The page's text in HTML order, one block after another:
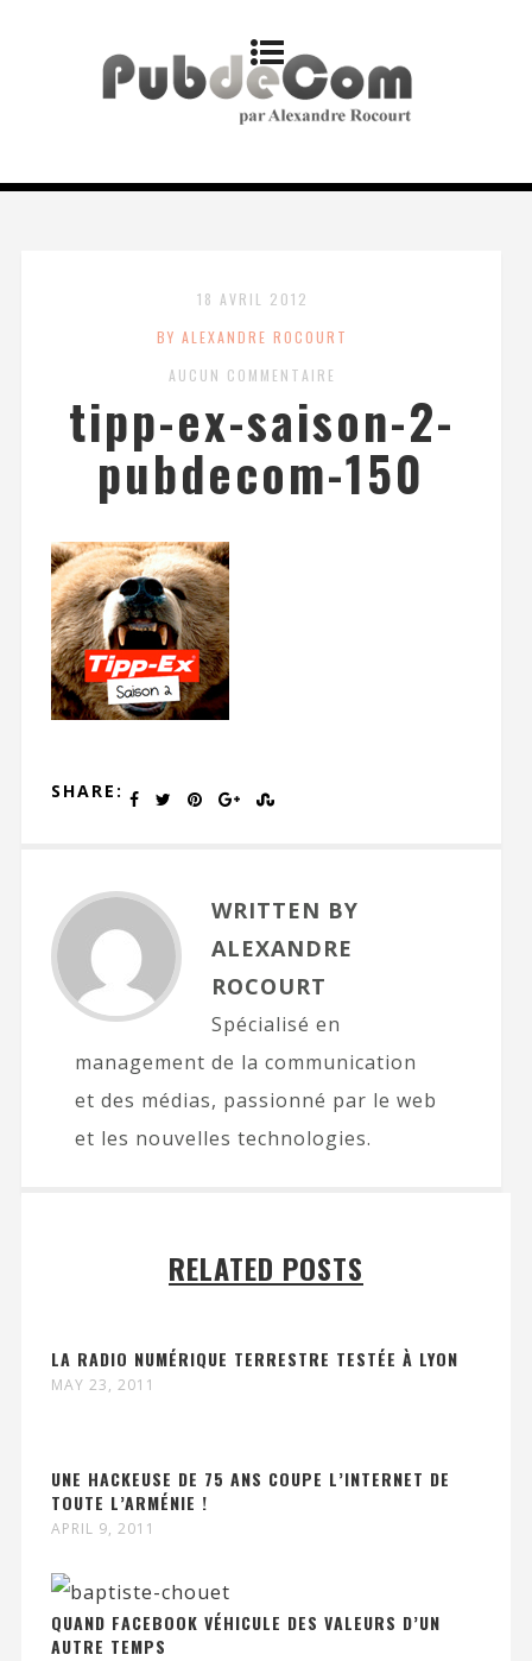
18 AVRIL 2012
BY ALEXANDRE ROCOURT
AUCUN COMMENTAIRE
tipp-ex-saison-2-
pubdecom-150
SHARE:
WRITTEN BY
ALEXANDRE
ROCOURT
Spécialisé en
management de la communication
et des médias, passionné par le web
et les nouvelles technologies.
RELATED POSTS
LA RADIO NUMÉRIQUE TERRESTRE TESTÉE À LYON
MAY 23, 2011
UNE HACKEUSE DE 75 ANS COUPE L’INTERNET DE
TOUTE L’ARMÉNIE !
APRIL 9, 2011
QUAND FACEBOOK VÉHICULE DES VALEURS D’UN
AUTRE TEMPS